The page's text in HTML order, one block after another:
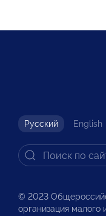
Русский English
© 2023
организация малого